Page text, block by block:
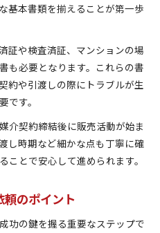
基本書類を揃えることが第一歩
証や検査済証、マンションの場
も必要となります。これらの書
約や引渡しの際にトラブルが生
です。
介契約締結後に販売活動が始ま
し時期など細かな点も丁寧に確
ことで安心して進められます。
のポイント
功の鍵を握る重要なステップで